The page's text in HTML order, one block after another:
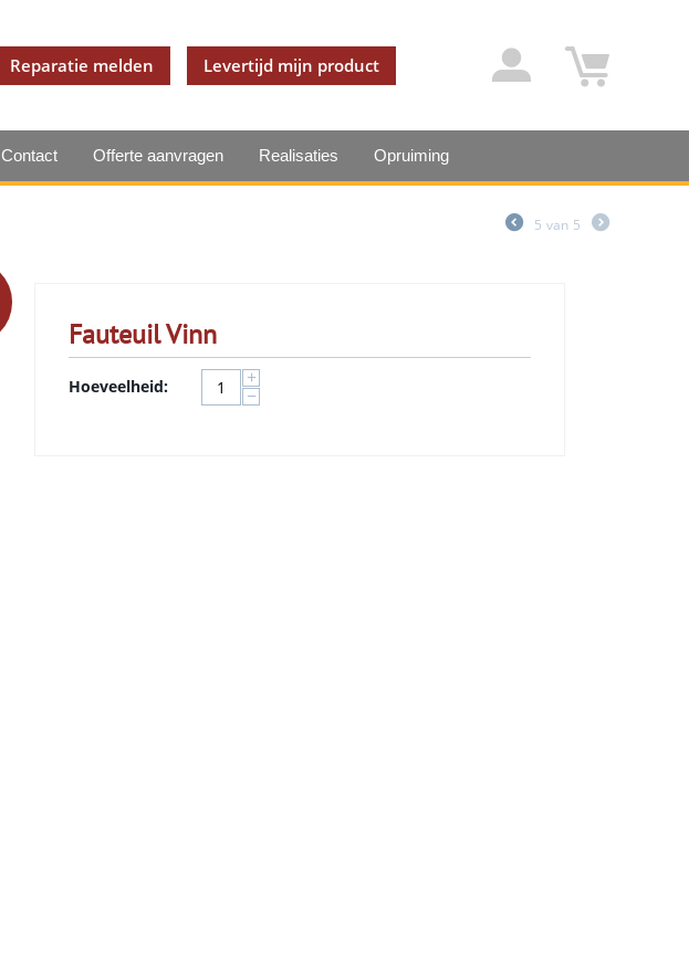
Reparatie melden Levertijd mijn product
Contact Offerte aanvragen Realisaties Opruiming
5 van 5
Fauteuil Vinn
Hoeveelheid: +
−